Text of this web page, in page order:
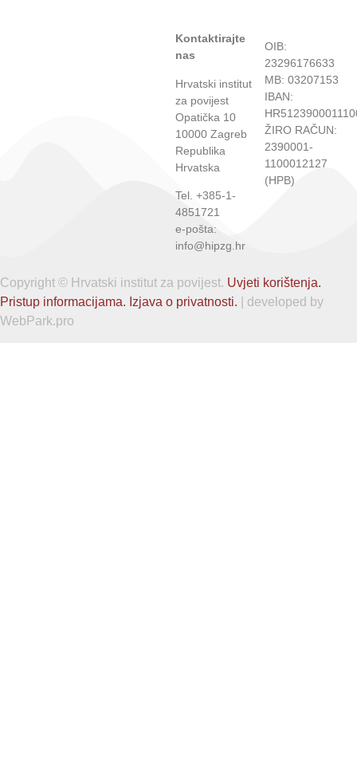
Kontaktirajte
nas
Hrvatski institut
za povijest
Opatička 10
10000 Zagreb
Republika
Hrvatska
Tel. +385-1-
4851721
e-pošta:
info@hipzg.hr
OIB:
23296176633
MB: 03207153
IBAN:
ŽIRO RAČUN:
2390001-
1100012127
(HPB)
Copyright © Hrvatski institut za povijest. Uvjeti korištenja.
Pristup informacijama. Izjava o privatnosti. | developed by
WebPark.pro